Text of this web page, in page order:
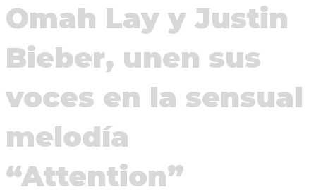
Omah Lay y Justin
Bieber, unen sus
voces en la sensual
melodía
“Attention”